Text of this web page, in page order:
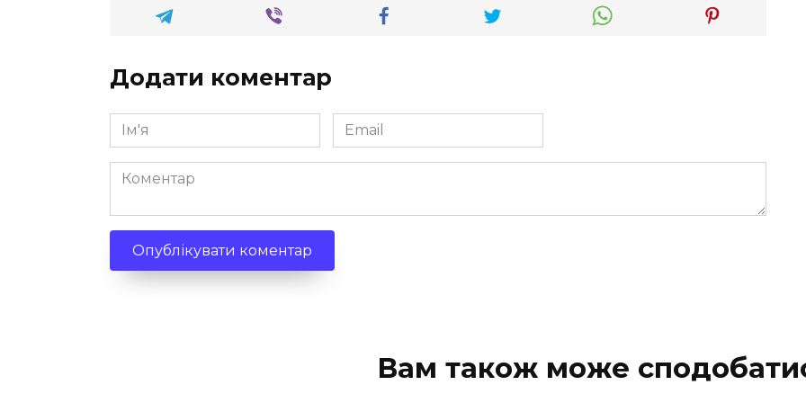
Додати коментар
Ім'я
*
Email
*
Коментар
Вам також може